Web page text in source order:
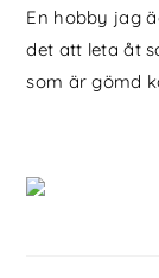
En hobby jag
det att leta åt
som är gömd